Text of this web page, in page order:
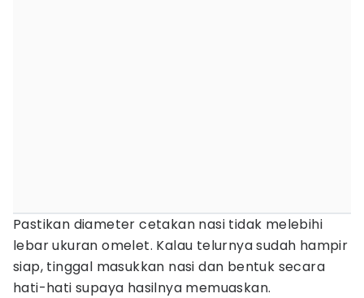
Pastikan diameter cetakan nasi tidak melebihi
lebar ukuran omelet. Kalau telurnya sudah hampir
siap, tinggal masukkan nasi dan bentuk secara
hati-hati supaya hasilnya memuaskan.